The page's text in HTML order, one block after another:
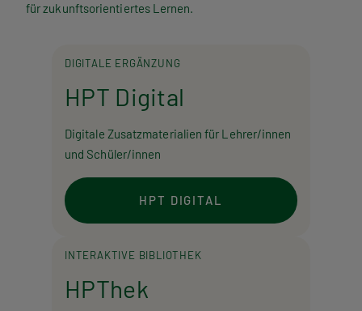
für zukunftsorientiertes Lernen.
DIGITALE ERGÄNZUNG
HPT Digital
Digitale Zusatzmaterialien für Lehrer/innen
und Schüler/innen
HPT DIGITAL
INTERAKTIVE BIBLIOTHEK
HPThek